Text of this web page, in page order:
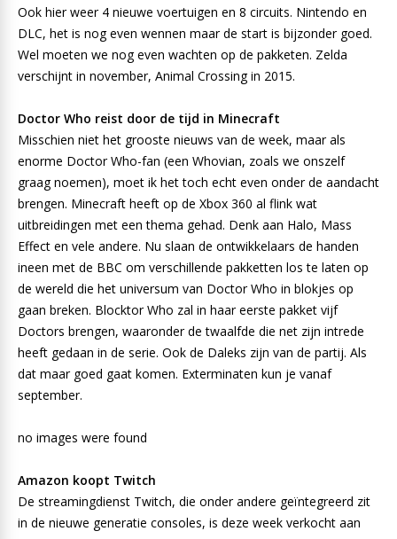
Ook hier weer 4 nieuwe voertuigen en 8 circuits. Nintendo en
DLC, het is nog even wennen maar de start is bijzonder goed.
Wel moeten we nog even wachten op de pakketen. Zelda
verschijnt in november, Animal Crossing in 2015.
Doctor Who reist door de tijd in Minecraft
Misschien niet het grooste nieuws van de week, maar als
enorme Doctor Who-fan (een Whovian, zoals we onszelf
graag noemen), moet ik het toch echt even onder de aandacht
brengen. Minecraft heeft op de Xbox 360 al flink wat
uitbreidingen met een thema gehad. Denk aan Halo, Mass
Effect en vele andere. Nu slaan de ontwikkelaars de handen
ineen met de BBC om verschillende pakketten los te laten op
de wereld die het universum van Doctor Who in blokjes op
gaan breken. Blocktor Who zal in haar eerste pakket vijf
Doctors brengen, waaronder de twaalfde die net zijn intrede
heeft gedaan in de serie. Ook de Daleks zijn van de partij. Als
dat maar goed gaat komen. Exterminaten kun je vanaf
september.
no images were found
Amazon koopt Twitch
De streamingdienst Twitch, die onder andere geïntegreerd zit
in de nieuwe generatie consoles, is deze week verkocht aan